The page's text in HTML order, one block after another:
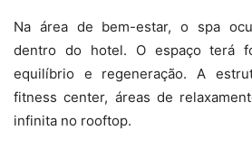
Na área de bem-estar, o spa
dentro do hotel. O espaço terá
equilíbrio e regeneração. A
fitness center, áreas de
infinita no rooftop.